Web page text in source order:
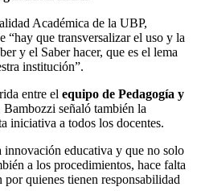
Académica de la UBP,
“hay que transversalizar el uso y la
y el Saber hacer, que es el lema
institución”.
entre el equipo de Pedagogía y
Bambozzi señaló también la
iniciativa a todos los docentes.
innovación educativa y que no solo
a los procedimientos, hace falta
quienes tienen responsabilidad